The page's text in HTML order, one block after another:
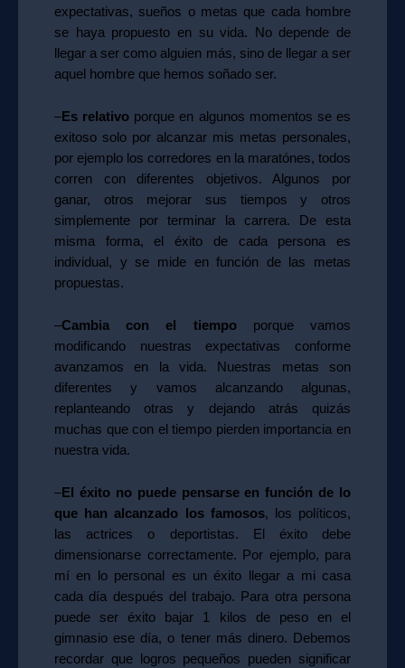
expectativas, sueños o metas que cada hombre
se haya propuesto en su vida. No depende de
llegar a ser como alguien más, sino de llegar a ser
aquel hombre que hemos soñado ser.
–Es relativo porque en algunos momentos se es
exitoso solo por alcanzar mis metas personales,
por ejemplo los corredores en la maratónes, todos
corren con diferentes objetivos. Algunos por
ganar, otros mejorar sus tiempos y otros
simplemente por terminar la carrera. De esta
misma forma, el éxito de cada persona es
individual, y se mide en función de las metas
propuestas.
–Cambia con el tiempoporque vamos
modificando nuestras expectativas conforme
avanzamos en la vida. Nuestras metas son
diferentes y vamos alcanzando algunas,
replanteando otras y dejando atrás quizás
muchas que con el tiempo pierden importancia en
nuestra vida.
–El éxito no puede pensarse en función de lo
que han alcanzado los famosos, los políticos,
las actrices o deportistas. El éxito debe
dimensionarse correctamente. Por ejemplo, para
mí en lo personal es un éxito llegar a mi casa
cada día después del trabajo. Para otra persona
puede ser éxito bajar 1 kilos de peso en el
gimnasio ese día, o tener más dinero. Debemos
recordar que logros pequeños pueden significar